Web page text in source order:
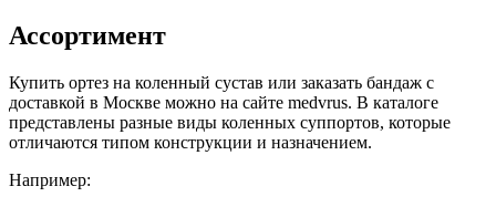
Ассортимент
Купить ортез на коленный сустав или заказать бандаж с
доставкой в Москве можно на сайте medvrus. В каталоге
представлены разные виды коленных суппортов, которые
отличаются типом конструкции и назначением.
Например: